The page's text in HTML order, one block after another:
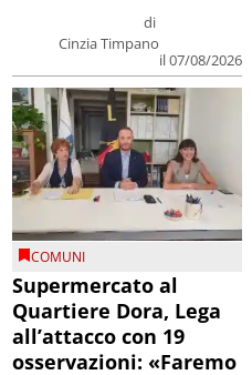
di
Cinzia Timpano
il 07/08/2026
COMUNI
Supermercato al
Quartiere Dora, Lega
all’attacco con 19
osservazioni: «Faremo